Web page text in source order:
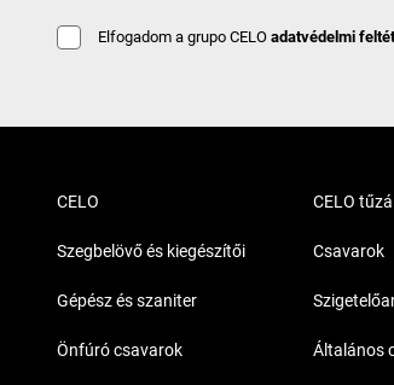
Elfogadom a grupo CELO adatvédelmi
CELO
Szegbelövő és kiegészítői
Gépész és szaniter
Önfúró csavarok
CELO
Csavarok
Általános